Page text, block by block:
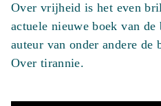
Over vrijheid is het even
actuele nieuwe boek van de
auteur van onder andere de
Over tirannie.